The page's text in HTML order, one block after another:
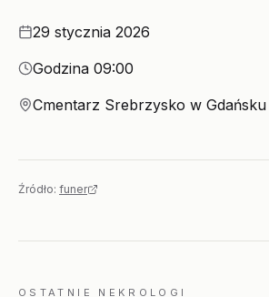
Data29 stycznia 2026
Godzina
Godzina 09:00
Miejsce
Cmentarz Srebrzysko w Gdańsku
Źródło: funer
OSTATNIE NEKROLOGI